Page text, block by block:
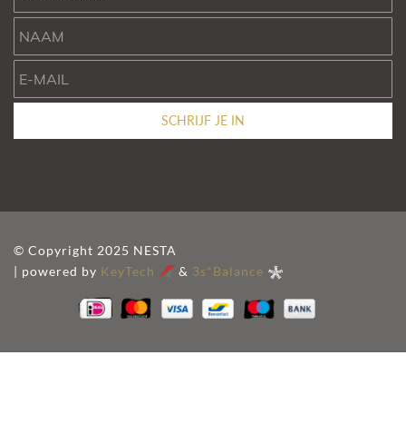
SCHRIJF JE IN
© Copyright 2025 NESTA
| powered by KeyTech & 3s*Balance